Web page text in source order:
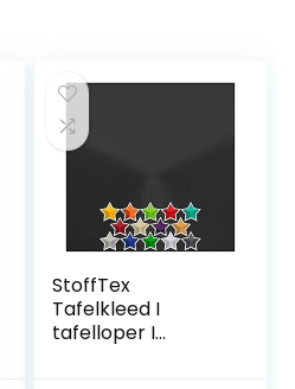
StoffTex
Tafelkleed I
tafelloper I